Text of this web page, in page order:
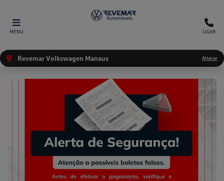
MENU LIGAR
Revemar Volkswagen Manaus Alterar